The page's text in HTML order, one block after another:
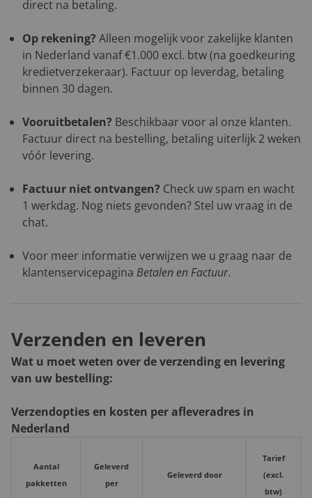
direct na betaling.
Op rekening? Alleen mogelijk voor zakelijke klanten
in Nederland vanaf €1.000 excl. btw (na goedkeuring
kredietverzekeraar). Factuur op leverdag, betaling
binnen 30 dagen.
Vooruitbetalen? Beschikbaar voor al onze klanten.
Factuur direct na bestelling, betaling uiterlijk 2 weken
vóór levering.
Factuur niet ontvangen? Check uw spam en wacht
1 werkdag. Nog niets gevonden? Stel uw vraag in de
chat.
Voor meer informatie verwijzen we u graag naar de
klantenservicepagina Betalen en Factuur.
Verzenden en leveren
Wat u moet weten over de verzending en levering
van uw bestelling:
Verzendopties en kosten per afleveradres in
Nederland
Aantal
pakketten
Geleverd
per
Geleverd door
Tarief
(excl.
btw)